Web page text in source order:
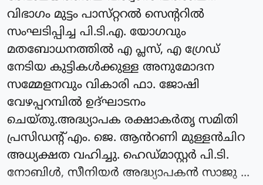
വിഭാഗം മുട്ടം പാസ്‌റ്ററൽ സെന്ററിൽ
സംഘടിപ്പിച്ച പി.ടി.എ. യോഗവും
മതബോധനത്തിൽ എ പ്ലസ്, എ ഗ്രേഡ്
നേടിയ കുട്ടികൾക്കുള്ള അനുമോദന
സമ്മേളനവും വികാരി ഫാ. ജോഷി
വേഴപ്പറമ്പിൽ ഉദ്ഘാടനം
ചെയ്തു.അദ്ധ്യാപക രക്ഷാകർതൃ സമിതി
പ്രസിഡന്റ്‌ എം. ജെ. ആൻറണി മുള്ളൻചിറ
അധ്യക്ഷത വഹിച്ചു. ഹെഡ്മാസ്റ്റർ പി.ടി.
നോബിൾ, സീനിയർ അദ്ധ്യാപകൻ സാജു ...